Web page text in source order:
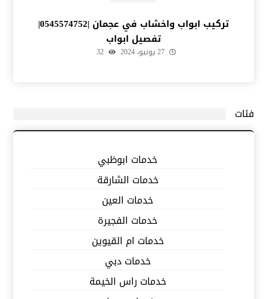
تركيب ابواب واخشاب في عجمان |0545574752|
تفصيل ابواب
27 يونيو، 2024 32
فئات
خدمات ابوظبي
خدمات الشارقة
خدمات العين
خدمات الفجيرة
خدمات ام القيوين
خدمات دبي
خدمات راس الخيمة